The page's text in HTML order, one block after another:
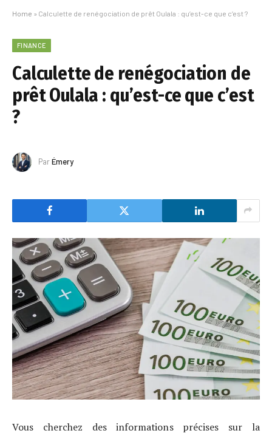
Home » Calculette de renégociation de prêt Oulala : qu’est-ce que c’est ?
FINANCE
Calculette de renégociation de
prêt Oulala : qu’est-ce que c’est
?
ParÉmery
Vous cherchez des informations précises sur la